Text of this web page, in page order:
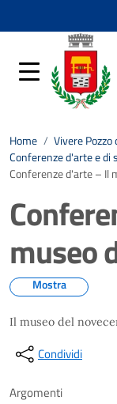
Home / Vivere Pozzo
Conferenze d'arte e di
Conferenze d'arte – Il
museo
Mostra
Il museo del
Condividi
Argomenti